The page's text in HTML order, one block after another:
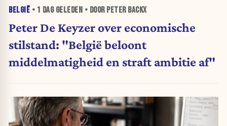
BELGIË • 1 DAGGELEDEN • DOOR PETER BACKX
Peter De Keyzer over economische
stilstand: "België beloont
middelmatigheid en straft ambitie af"